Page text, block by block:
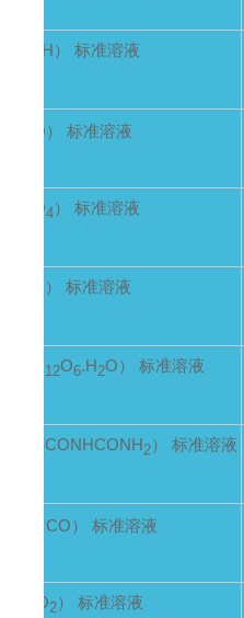
OH） 标准溶液
） 标准溶液
O4） 标准溶液
OH） 标准溶液
12O6.H2O） 标准溶液
2CONHCONH2） 标准溶液
物（CO） 标准溶液
O2） 标准溶液